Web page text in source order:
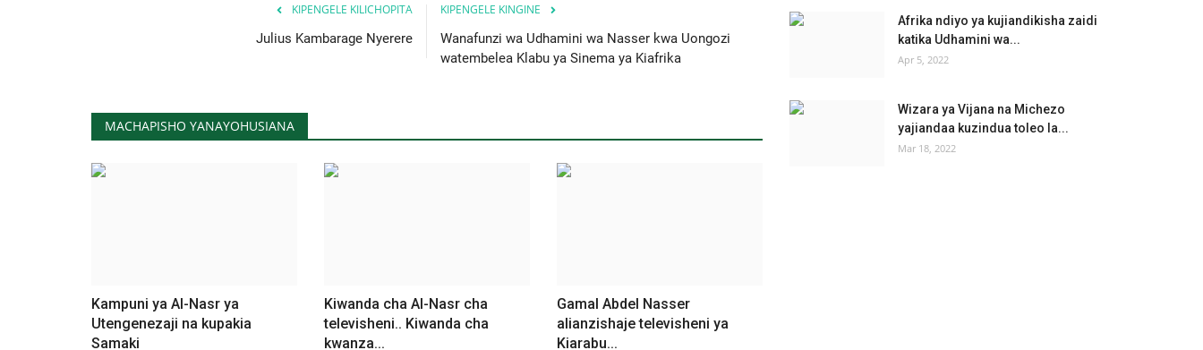
KIPENGELE KILICHOPITA
Julius Kambarage Nyerere
KIPENGELE KINGINE
Wanafunzi wa Udhamini wa Nasser kwa Uongozi
watembelea Klabu ya Sinema ya Kiafrika
MACHAPISHO YANAYOHUSIANA
Kampuni ya Al-Nasr ya
Utengenezaji na kupakia
Samaki
Kiwanda cha Al-Nasr cha
televisheni.. Kiwanda cha
kwanza...
Gamal Abdel Nasser
alianzishaje televisheni ya
Kiarabu...
Afrika ndiyo ya kujiandikisha zaidi
katika Udhamini wa...
Apr 5, 2022
Wizara ya Vijana na Michezo
yajiandaa kuzindua toleo la...
Mar 18, 2022